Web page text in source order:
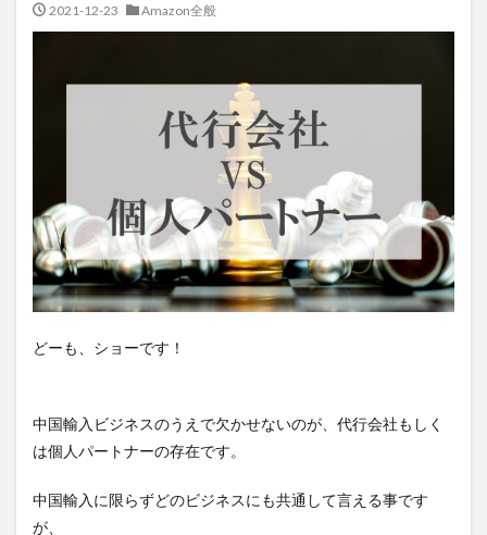
2021-12-23 Amazon全般
どーも、ショーです！
中国輸入ビジネスのうえで欠かせないのが、代行会社もしく
は個人パートナーの存在です。
中国輸入に限らずどのビジネスにも共通して言える事です
が、